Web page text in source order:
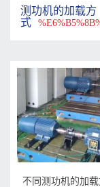
测功机的加载方
式
不同测功机的加载